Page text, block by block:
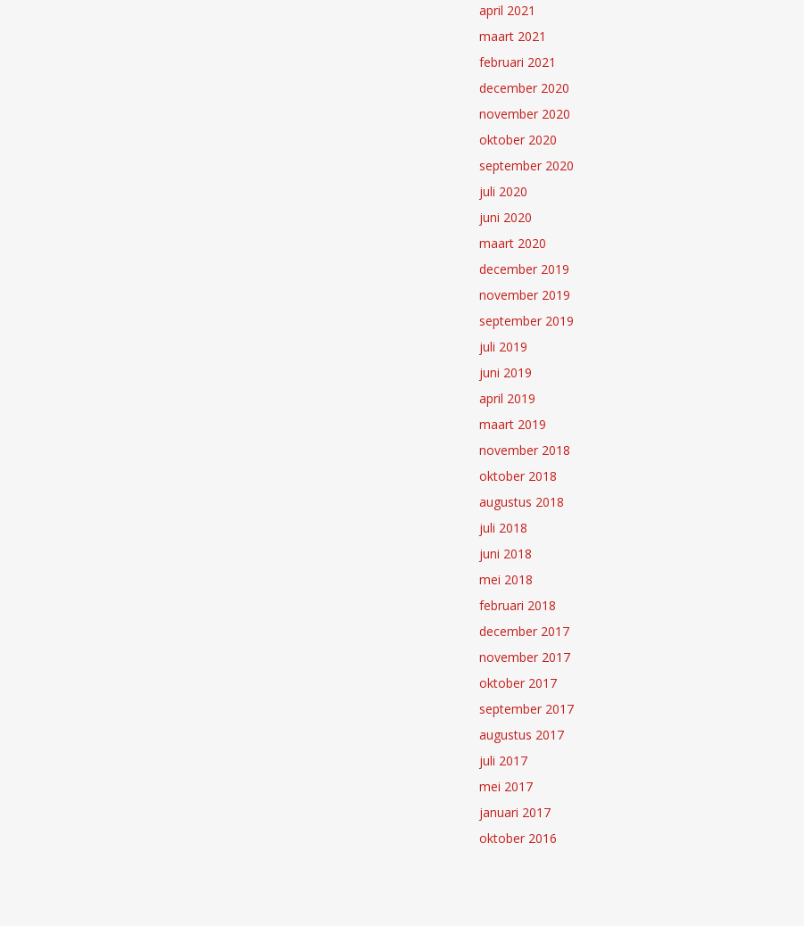
april 2021
maart 2021
februari 2021
december 2020
november 2020
oktober 2020
september 2020
juli 2020
juni 2020
maart 2020
december 2019
november 2019
september 2019
juli 2019
juni 2019
april 2019
maart 2019
november 2018
oktober 2018
augustus 2018
juli 2018
juni 2018
mei 2018
februari 2018
december 2017
november 2017
oktober 2017
september 2017
augustus 2017
juli 2017
mei 2017
januari 2017
oktober 2016